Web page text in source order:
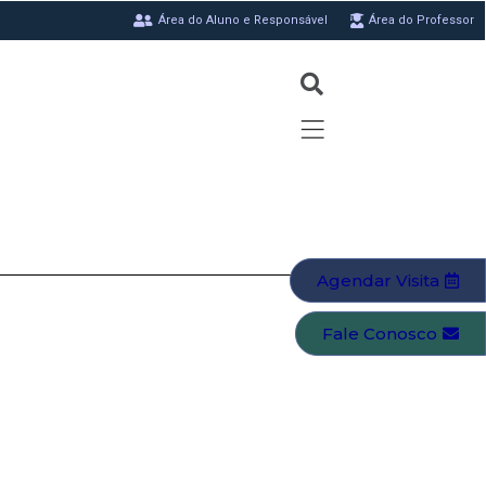
Área do Aluno e Responsável Área do Professor
Agendar Visita
Fale Conosco